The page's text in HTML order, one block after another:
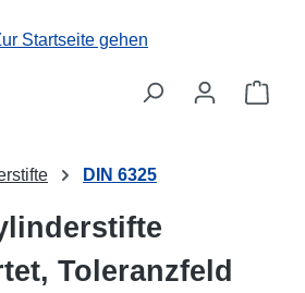
DIN 6325
Toleranzfeld